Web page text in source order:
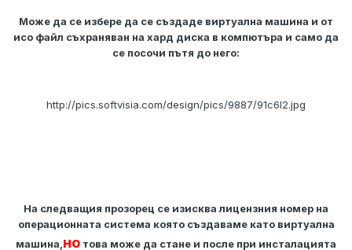
Може да се избере да се създаде виртуална машина и от
исо файл съхраняван на хард диска в компютъра и само да
се посочи пътя до него:
http://pics.softvisia.com/design/pics/9887/91c6l2.jpg
На следващия прозорец се изисква лицензния номер на
операционната система която създаваме като виртуална
машина,но това може да стане и после при инсталацията